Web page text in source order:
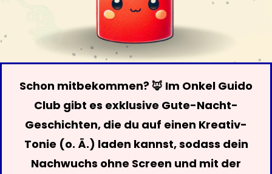
Schon mitbekommen? 🦊 Im Onkel Guido
Club gibt es exklusive Gute-Nacht-
Geschichten, die du auf einen Kreativ-
Tonie (o. Ä.) laden kannst, sodass dein
Nachwuchs ohne Screen und mit der